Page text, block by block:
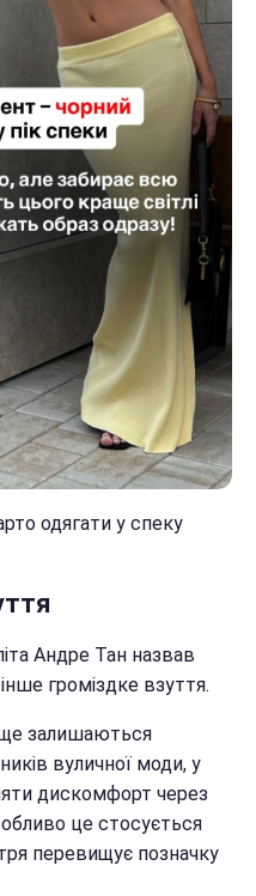
одягати у спеку
Андре Тан назвав
громіздке взуття.
ще залишаються
вуличної моди, у
дискомфорт через
це стосується
перевищує позначку